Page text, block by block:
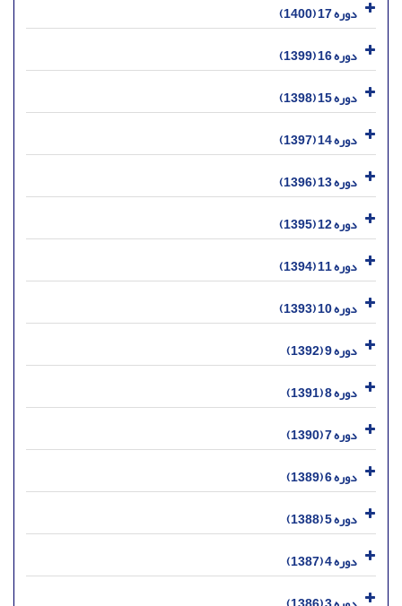
دوره 17 (1400)
دوره 16 (1399)
دوره 15 (1398)
دوره 14 (1397)
دوره 13 (1396)
دوره 12 (1395)
دوره 11 (1394)
دوره 10 (1393)
دوره 9 (1392)
دوره 8 (1391)
دوره 7 (1390)
دوره 6 (1389)
دوره 5 (1388)
دوره 4 (1387)